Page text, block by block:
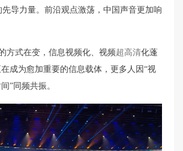
导力量。前沿观点激荡，中国声音更加响
方式在变，信息视频化、视频超高清化蓬
成为愈加重要的信息载体，更多人因“视
”同频共振。